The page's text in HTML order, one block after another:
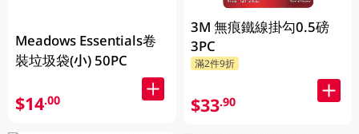
Meadows Essentials卷
裝垃圾袋(小) 50PC
$14.00
3M 無痕鐵線掛勾0.5磅
3PC
滿2件9折
$33.90